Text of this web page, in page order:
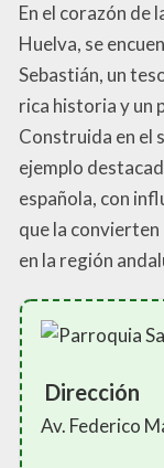
En el corazón de
Huelva, se
Sebastián, un
rica historia y un
Construida en el
ejemplo
española, con
que la
en la región
Dirección
Av. Federico